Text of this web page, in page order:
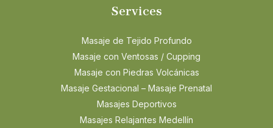
Services
Masaje de Tejido Profundo
Masaje con Ventosas / Cupping
Masaje con Piedras Volcánicas
Masaje Gestacional – Masaje Prenatal
Masajes Deportivos
Masajes Relajantes Medellín